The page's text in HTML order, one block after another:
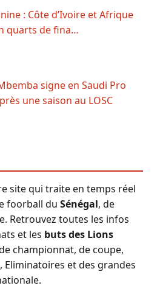
: Côte d’Ivoire et Afrique
quarts de fina…
signe en Saudi Pro
une saison au LOSC
site qui traite en temps réel
foorball du Sénégal, de
Retrouvez toutes les infos
et les buts des Lions
championnat, de coupe,
Eliminatoires et des grandes